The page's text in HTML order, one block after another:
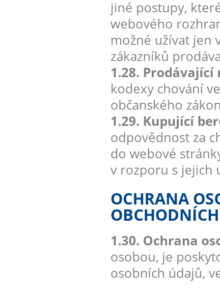
jiné postupy,
webového
možné užívat jen
zákazníků
1.28.
kodexy chování
občanského
1.29. Kupující
odpovědnost za
do webové
v rozporu s jejich
OCHRANA
1.30. Ochrana
osobou, je
osobních údajů,